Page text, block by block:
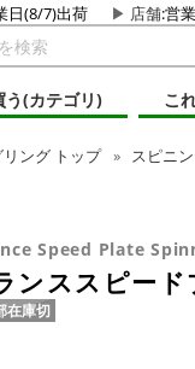
日(8/7)出荷 店舗:営
う(カテゴリ)
こ
ング トップ スピニ
Speed Plate
ンススピー
在庫切